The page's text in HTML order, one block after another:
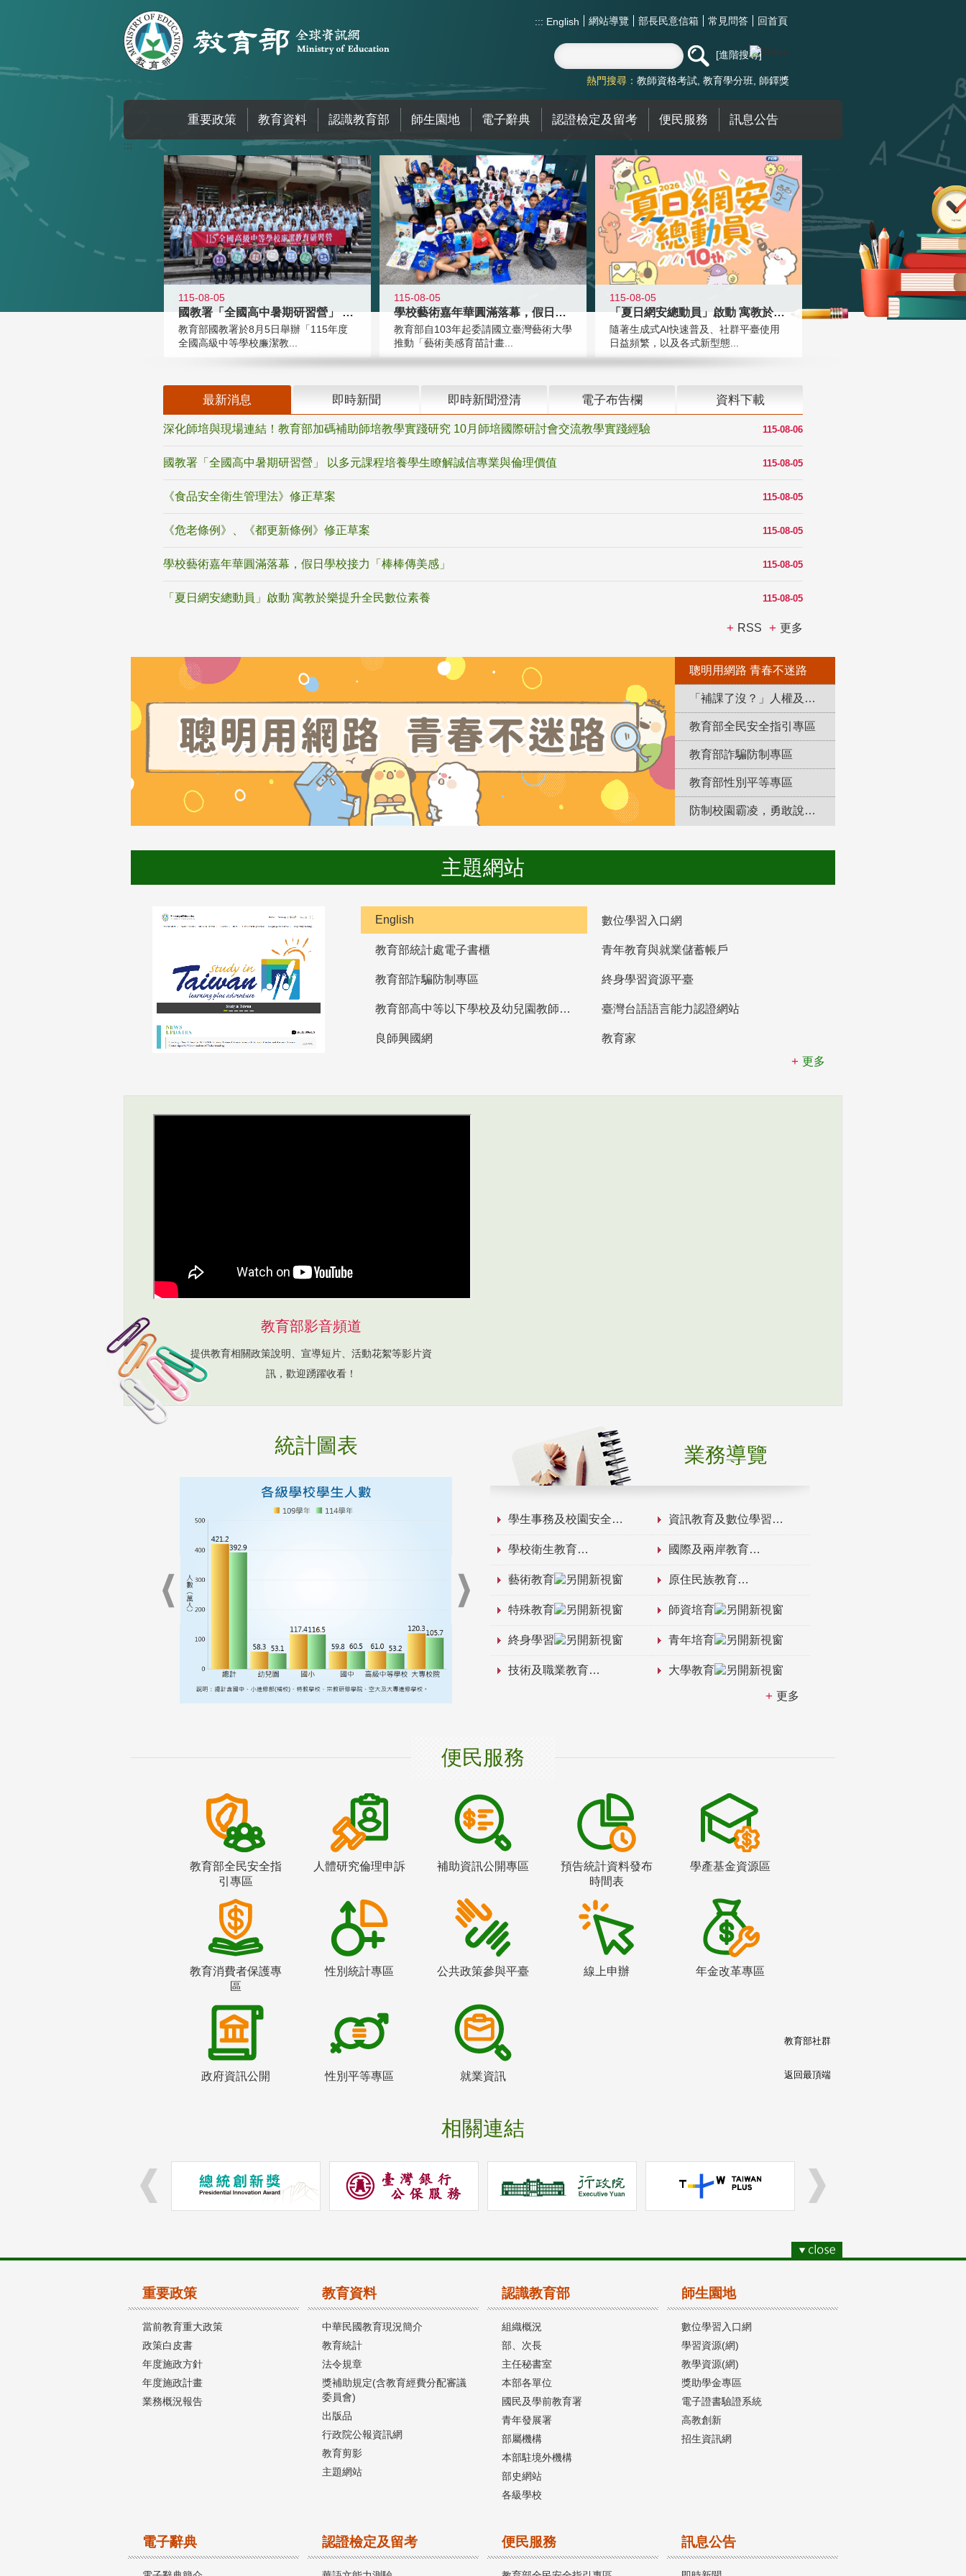
::: English 網站導覽 部長民意信箱 常見問答 回首頁
進階搜尋
熱門搜尋： 教師資格考試 教育學分班 師鐸獎
重要政策 教育資料 認識教育部 師生園地 電子辭典 認證檢定及留考 便民服務 訊息公告
:::
115-08-05
國教署「全國高中暑期研習營」 以多
教育部國教署於8月5日舉辦「115年度
全國高級中等學校廉潔教...
115-08-05
學校藝術嘉年華圓滿落幕，假日學校接
教育部自103年起委請國立臺灣藝術大學
推動「藝術美感育苗計畫...
115-08-05
「夏日網安總動員」啟動 寓教於樂提
隨著生成式AI快速普及、社群平臺使用
日益頻繁，以及各式新型態...
最新消息 即時新聞 即時新聞澄清 電子布告欄 資料下載
115-08-06
深化師培與現場連結！教育部加碼補助師培教學實踐研究 10月師培國際研討會交流教學實踐經驗
115-08-05
國教署「全國高中暑期研習營」 以多元課程培養學生瞭解誠信專業與倫理價值
115-08-05
《食品安全衛生管理法》修正草案
115-08-05
《危老條例》、《都更新條例》修正草案
115-08-05
學校藝術嘉年華圓滿落幕，假日學校接力「棒棒傳美感」
115-08-05
「夏日網安總動員」啟動 寓教於樂提升全民數位素養
RSS 更多
聰明用網路 青春不迷路
「補課了沒？」人權及轉型正義教育專區
教育部全民安全指引專區
教育部詐騙防制專區
教育部性別平等專區
防制校園霸凌，勇敢說出來！
主題網站
English 數位學習入口網
教育部統計處電子書櫃 青年教育與就業儲蓄帳戶
教育部詐騙防制專區 終身學習資源平臺
教育部高中等以下學校及幼兒園教師資格檢定考試 臺灣台語語言能力認證網站
良師興國網
教育家
更多
教育部影音頻道
提供教育相關政策說明、宣導短片、活動花絮等影片資
訊，歡迎踴躍收看！
統計圖表 業務導覽
學生事務及校園安全 資訊教育及數位學習
學校衛生教育 國際及兩岸教育
藝術教育 原住民族教育
特殊教育 師資培育
終身學習 青年培育
技術及職業教育 大學教育
更多
便民服務
教育部全民安全指
引專區
人體研究倫理申訴 補助資訊公開專區
預告統計資料發布
時間表
學產基金資源區
教育消費者保護專
區
性別統計專區 公共政策參與平臺 線上申辦 年金改革專區
政府資訊公開 性別平等專區 就業資訊
相關連結
教育部社群
返回最頂端
重要政策
當前教育重大政策
政策白皮書
年度施政方針
年度施政計畫
業務概況報告
教育資料
中華民國教育現況簡介
教育統計
法令規章
獎補助規定(含教育經費分配審議
委員會)
出版品
行政院公報資訊網
教育剪影
主題網站
認識教育部
組織概況
部、次長
主任秘書室
本部各單位
國民及學前教育署
青年發展署
部屬機構
本部駐境外機構
部史網站
各級學校
師生園地
數位學習入口網
學習資源(網)
教學資源(網)
獎助學金專區
電子證書驗證系統
高教創新
招生資訊網
電子辭典 認證檢定及留考 便民服務 訊息公告